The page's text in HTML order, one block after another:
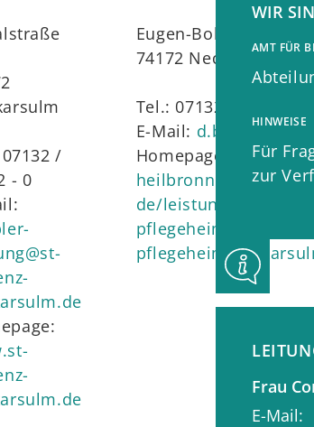
/
- 0
Eugen-Bolz-Str. 42
74172 Neckarsulm-
Tel.: 07132 / 30 89 - 0
E-Mail: d.bopp@asb-
Homepage:
https://
heilbronn.de/de-
de/leistungen/
pflegeheime/
pflegeheim-
Frau
E-Mail
WIR
AMT FÜR
HINWEISE
Für
zur